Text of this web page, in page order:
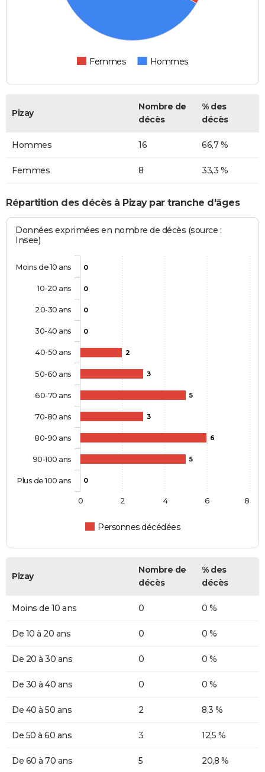
Femmes Hommes
Pizay
Nombre de
décès
% des
décès
Hommes 16 66,7 %
Femmes 8 33,3 %
Répartition des décès à Pizay par tranche d'âges
Données exprimées en nombre de décès (source :
Insee)
0
0
0
0
2
3
5
3
6
5
0
Personnes décédées
Moins de 10 ans
10-20 ans
20-30 ans
30-40 ans
40-50 ans
50-60 ans
60-70 ans
70-80 ans
80-90 ans
90-100 ans
Plus de 100 ans
0 2 4 6 8
Pizay
Nombre de
décès
% des
décès
Moins de 10 ans 0 0 %
De 10 à 20 ans 0 0 %
De 20 à 30 ans 0 0 %
De 30 à 40 ans 0 0 %
De 40 à 50 ans 2 8,3 %
De 50 à 60 ans 3 12,5 %
De 60 à 70 ans 5 20,8 %